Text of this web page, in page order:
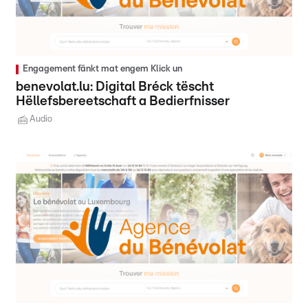
Engagement fänkt mat engem Klick un
benevolat.lu: Digital Bréck tëscht
Hëllefsbereetschaft a Bedierfnisser
Audio